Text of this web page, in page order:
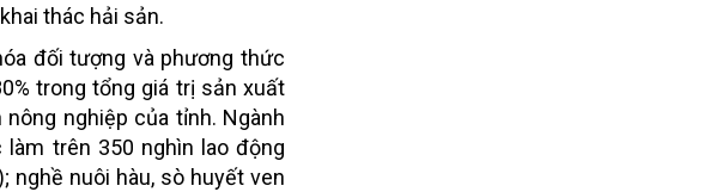
thác hải sản.
đối tượng và phương thức
trong tổng giá trị sản xuất
nghiệp của tỉnh. Ngành
trên 350 nghìn lao động
nghề nuôi hàu, sò huyết ven